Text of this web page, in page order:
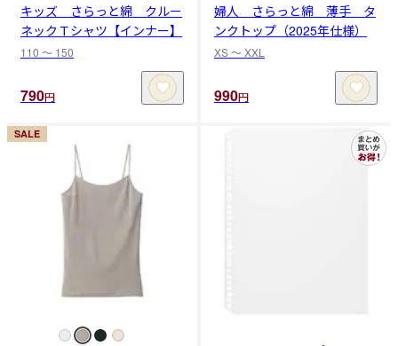
キッズ さらっと綿 クルー
ネックＴシャツ【インナー】
110 〜 150
790円
婦人 さらっと綿 薄手 タ
ンクトップ（2025年仕様）
XS 〜 XXL
990円
SALE